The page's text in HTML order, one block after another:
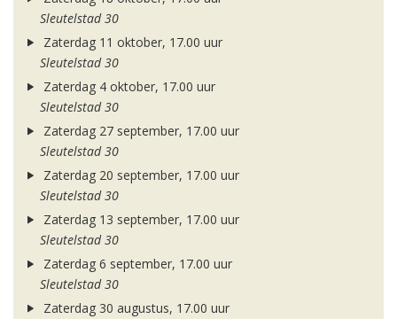
Sleutelstad 30
Zaterdag 11 oktober, 17.00 uur
Sleutelstad 30
Zaterdag 4 oktober, 17.00 uur
Sleutelstad 30
Zaterdag 27 september, 17.00 uur
Sleutelstad 30
Zaterdag 20 september, 17.00 uur
Sleutelstad 30
Zaterdag 13 september, 17.00 uur
Sleutelstad 30
Zaterdag 6 september, 17.00 uur
Sleutelstad 30
Zaterdag 30 augustus, 17.00 uur